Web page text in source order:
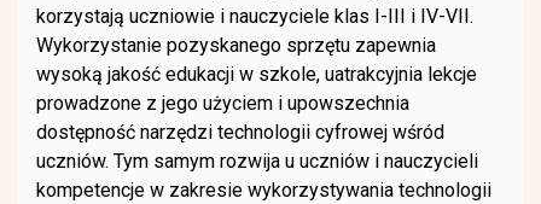
korzystają uczniowie i nauczyciele klas I-III i IV-VII.
Wykorzystanie pozyskanego sprzętu zapewnia
wysoką jakość edukacji w szkole, uatrakcyjnia lekcje
prowadzone z jego użyciem i upowszechnia
dostępność narzędzi technologii cyfrowej wśród
uczniów. Tym samym rozwija u uczniów i nauczycieli
kompetencje w zakresie wykorzystywania technologii